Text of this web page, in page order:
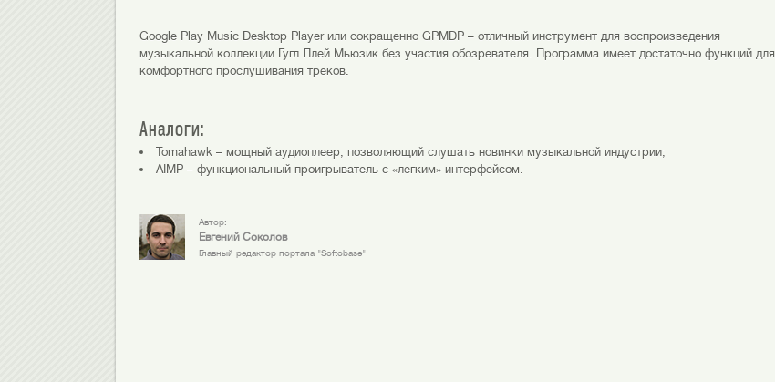
Google Play Music Desktop Player или сокращенно GPMDP – отличный инструмент для воспроизведения
музыкальной коллекции Гугл Плей Мьюзик без участия обозревателя. Программа имеет достаточно функций для
комфортного прослушивания треков.
Аналоги:
Tomahawk – мощный аудиоплеер, позволяющий слушать новинки музыкальной индустрии;
AIMP – функциональный проигрыватель с «легким» интерфейсом.
Автор:
Евгений Соколов
Главный редактор портала "Softobase"